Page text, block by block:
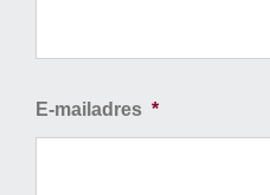
E-mailadres *